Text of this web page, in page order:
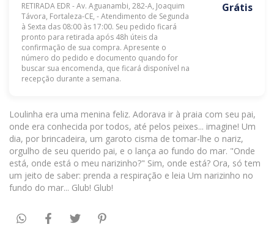
RETIRADA EDR - Av. Aguanambi, 282-A, Joaquim
Távora, Fortaleza-CE, - Atendimento de Segunda
à Sexta das 08:00 às 17:00. Seu pedido ficará
pronto para retirada após 48h úteis da
confirmação de sua compra. Apresente o
número do pedido e documento quando for
buscar sua encomenda, que ficará disponível na
recepção durante a semana.
Grátis
Loulinha era uma menina feliz. Adorava ir à praia com seu pai,
onde era conhecida por todos, até pelos peixes... imagine! Um
dia, por brincadeira, um garoto cisma de tomar-lhe o nariz,
orgulho de seu querido pai, e o lança ao fundo do mar. "Onde
está, onde está o meu narizinho?" Sim, onde está? Ora, só tem
um jeito de saber: prenda a respiração e leia Um narizinho no
fundo do mar... Glub! Glub!